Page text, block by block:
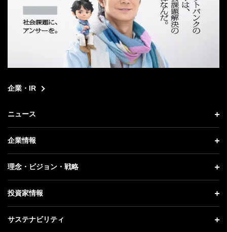
企業・IR
ニュース
ニュース トップ
プレスリリース
更新情報
記者説明会
企業情報
企業情報 トップ
社長メッセージ
事業紹介
理念・ビジョン・戦略
理念・ビジョン・戦略 トップ
成長戦略「Activate AI for Society」
投資家情報
投資家情報 トップ
サステナビリティ